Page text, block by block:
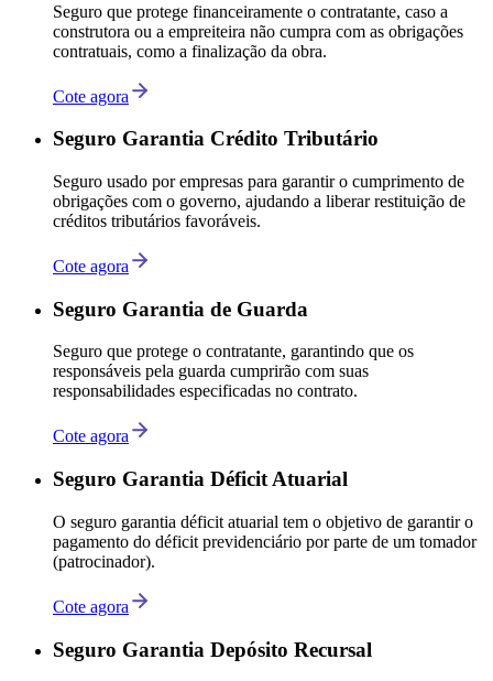
Seguro que protege financeiramente o contratante, caso a
construtora ou a empreiteira não cumpra com as obrigações
contratuais, como a finalização da obra.
Cote agora
Seguro Garantia Crédito Tributário
Seguro usado por empresas para garantir o cumprimento de
obrigações com o governo, ajudando a liberar restituição de
créditos tributários favoráveis.
Cote agora
Seguro Garantia de Guarda
Seguro que protege o contratante, garantindo que os
responsáveis pela guarda cumprirão com suas
responsabilidades especificadas no contrato.
Cote agora
Seguro Garantia Déficit Atuarial
O seguro garantia déficit atuarial tem o objetivo de garantir o
pagamento do déficit previdenciário por parte de um tomador
(patrocinador).
Cote agora
Seguro Garantia Depósito Recursal